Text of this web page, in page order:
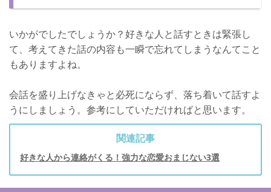
いかがでしたでしょうか？好きな人と話すときは緊張し
て、考えてきた話の内容も一瞬で忘れてしまうなんてこと
もありますよね。
会話を盛り上げなきゃと必死にならず、落ち着いて話すよ
うにしましょう。参考にしていただければと思います。
関連記事
好きな人から連絡がくる！強力な恋愛おまじない3選